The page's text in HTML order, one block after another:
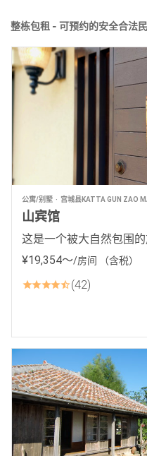
整栋包租 - 可预约的安全合法
公寓/别墅 宫城县KATTA GUN ZAO
山宾馆
这是一个被大自然包围
¥19,354〜/房间 （含税）
42